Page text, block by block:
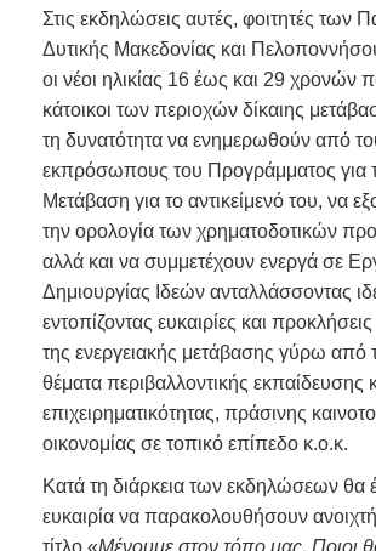
Στις εκδηλώσεις αυτές, φοιτητές των
Δυτικής Μακεδονίας και
οι νέοι ηλικίας 16 έως και 29 χρονών
κάτοικοι των περιοχών δίκαιης
τη δυνατότητα να ενημερωθούν από
εκπρόσωπους του Προγράμματος για
Μετάβαση για το αντικείμενό του, να
την ορολογία των χρηματοδοτικών
αλλά και να συμμετέχουν ενεργά σε
Δημιουργίας Ιδεών ανταλλάσσοντας
εντοπίζοντας ευκαιρίες και
της ενεργειακής μετάβασης γύρω από
θέματα περιβαλλοντικής εκπαίδευσης
επιχειρηματικότητας, πράσινης
οικονομίας σε τοπικό επίπεδο κ.ο.κ.
Κατά τη διάρκεια των εκδηλώσεων θα
ευκαιρία να παρακολουθήσουν
τίτλο «Μένουμε στον τόπο μας, Ποιοι